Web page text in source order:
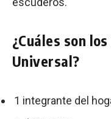
¿Cuáles son
Universal?
1 integrante del